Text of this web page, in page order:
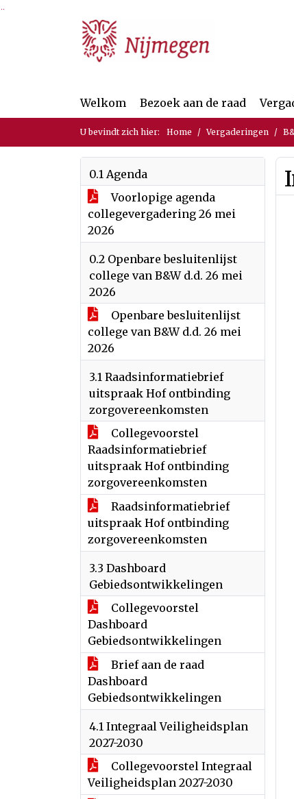
Ga naar de inhoud van deze pagina
Ga naar het zoeken
Ga naar het menu
Welkom Bezoek aan de raad
U bevindt zich hier: Home Vergaderingen
0.1 Agenda
Voorlopige agenda
collegevergadering 26 mei
2026
0.2 Openbare besluitenlijst
college van B&W d.d. 26 mei
2026
Openbare besluitenlijst
college van B&W d.d. 26 mei
2026
3.1 Raadsinformatiebrief
uitspraak Hof ontbinding
zorgovereenkomsten
Collegevoorstel
Raadsinformatiebrief
uitspraak Hof ontbinding
zorgovereenkomsten
Raadsinformatiebrief
uitspraak Hof ontbinding
zorgovereenkomsten
3.3 Dashboard
Gebiedsontwikkelingen
Collegevoorstel
Dashboard
Gebiedsontwikkelingen
Brief aan de raad
Dashboard
Gebiedsontwikkelingen
4.1 Integraal Veiligheidsplan
2027-2030
Collegevoorstel Integraal
Veiligheidsplan 2027-2030